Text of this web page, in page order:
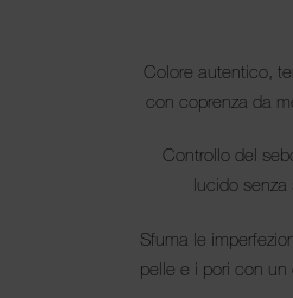
Colore autentico,
con coprenza da
Controllo del
lucido senza
Sfuma le
pelle e i pori con